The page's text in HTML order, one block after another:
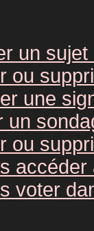
un
ou
une
un
ou
accéder
voter